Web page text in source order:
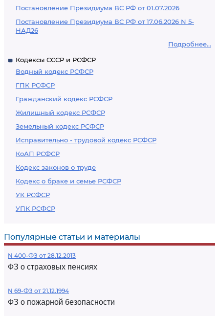
Постановление Президиума ВС РФ от 01.07.2026
Постановление Президиума ВС РФ от 17.06.2026 N 5-
НАД26
Подробнее...
Кодексы СССР и РСФСР
Водный кодекс РСФСР
ГПК РСФСР
Гражданский кодекс РСФСР
Жилищный кодекс РСФСР
Земельный кодекс РСФСР
Исправительно - трудовой кодекс РСФСР
КоАП РСФСР
Кодекс законов о труде
Кодекс о браке и семье РСФСР
УК РСФСР
УПК РСФСР
Популярные статьи и материалы
N 400-ФЗ от 28.12.2013
ФЗ о страховых пенсиях
N 69-ФЗ от 21.12.1994
ФЗ о пожарной безопасности